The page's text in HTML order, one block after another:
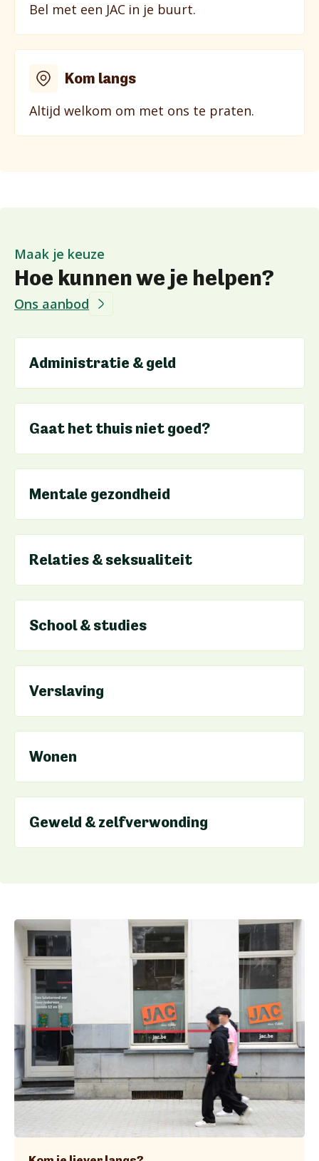
Bel met een JAC in je buurt.
Kom langs
Altijd welkom om met ons te praten.
Hoe kunnen we je helpen?
Maak je keuze
Ons aanbod
Administratie & geld
Gaat het thuis niet goed?
Mentale gezondheid
Relaties & seksualiteit
School & studies
Verslaving
Wonen
Geweld & zelfverwonding